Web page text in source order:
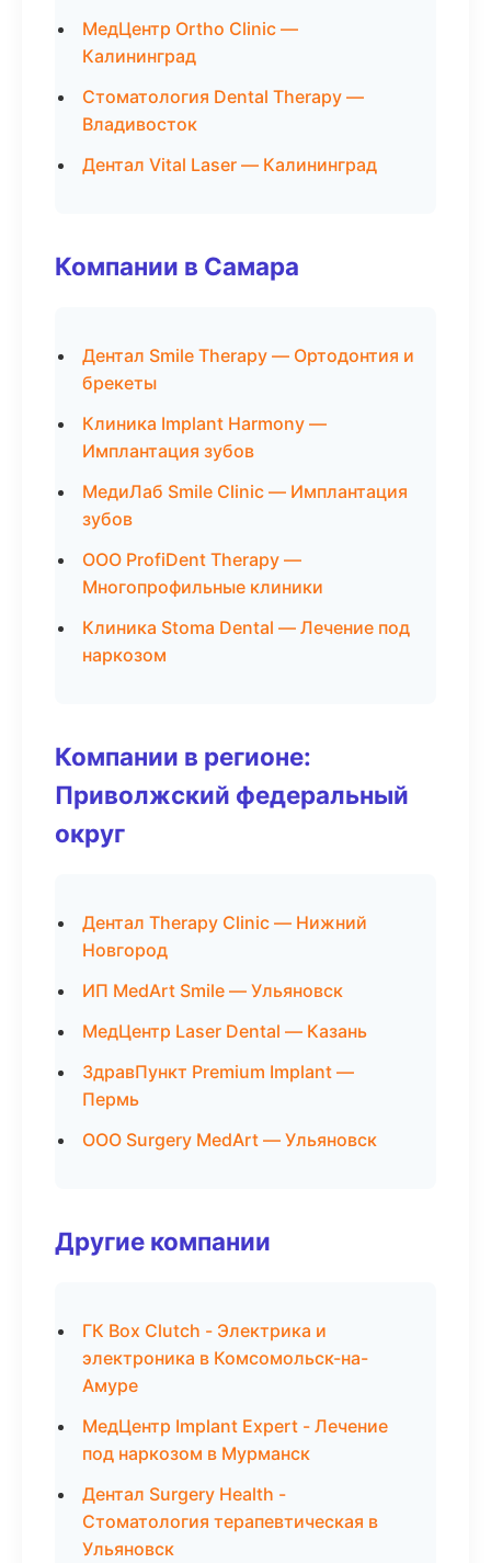
МедЦентр Ortho Clinic —
Калининград
Стоматология Dental Therapy —
Владивосток
Дентал Vital Laser — Калининград
Компании в Самара
Дентал Smile Therapy — Ортодонтия и
брекеты
Клиника Implant Harmony —
Имплантация зубов
МедиЛаб Smile Clinic — Имплантация
зубов
ООО ProfiDent Therapy —
Многопрофильные клиники
Клиника Stoma Dental — Лечение под
наркозом
Компании в регионе:
Приволжский федеральный
округ
Дентал Therapy Clinic — Нижний
Новгород
ИП MedArt Smile — Ульяновск
МедЦентр Laser Dental — Казань
ЗдравПункт Premium Implant —
Пермь
ООО Surgery MedArt — Ульяновск
Другие компании
ГК Box Clutch - Электрика и
электроника в Комсомольск-на-
Амуре
МедЦентр Implant Expert - Лечение
под наркозом в Мурманск
Дентал Surgery Health -
Стоматология терапевтическая в
Ульяновск